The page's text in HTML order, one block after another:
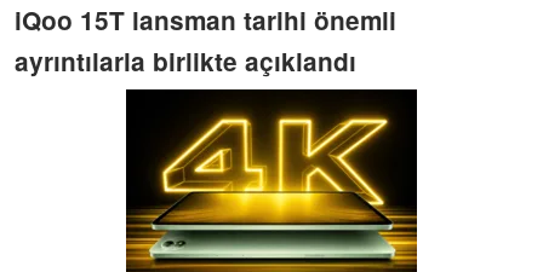
iQoo 15T lansman tarihi önemli
ayrıntılarla birlikte açıklandı